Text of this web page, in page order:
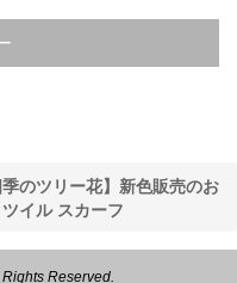
のツリー花】新色販売のお
イル スカーフ
Reserved.